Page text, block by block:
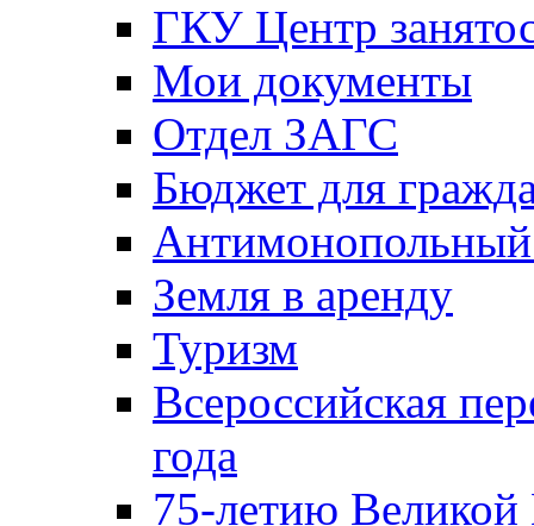
ГКУ Центр
Мои документы
Отдел ЗАГС
Бюджет для
Антимонопольный
Земля в аренду
Туризм
Всероссийская
года
75-летию